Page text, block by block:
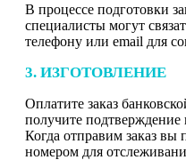
В процессе подготовки
специалисты могут
телефону или email для
3. ИЗГОТОВЛЕНИЕ
Оплатите заказ
получите подтверждение
Когда отправим заказ вы
номером для